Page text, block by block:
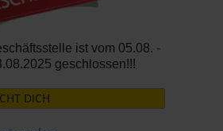
ist vom 05.08. -
geschlossen!!!
DICH